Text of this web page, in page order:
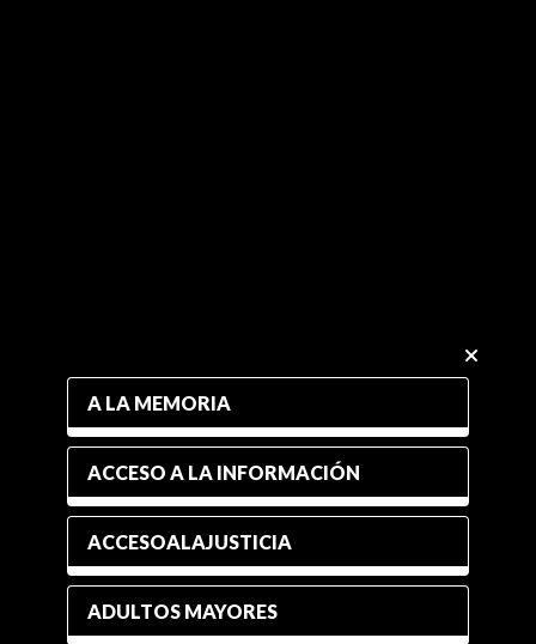
A LA MEMORIA
ACCESO A LA INFORMACIÓN
ACCESOALAJUSTICIA
ADULTOS MAYORES